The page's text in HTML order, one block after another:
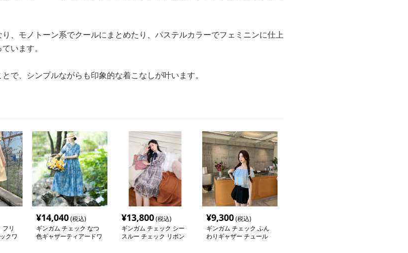
、モノトーン系でクールにまとめたり、パステルカラーでフェミニンに仕上
います。
で、シンプルながらも印象的な着こなしが叶います。
リ
クワ
¥14,040(税込)
ギンガム チェック なつ
色ギャザーティアードワ
¥13,800(税込)
ギンガム チェック シー
スルー チェック リボン
¥9,300(税込)
ギンガム チェック ふん
わりギャザー チュール